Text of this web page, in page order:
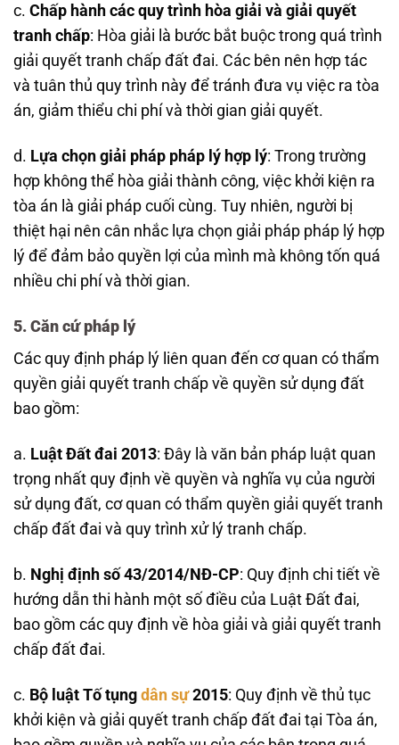
c. Chấp hành các quy trình hòa giải và giải quyết
tranh chấp: Hòa giải là bước bắt buộc trong quá trình
giải quyết tranh chấp đất đai. Các bên nên hợp tác
và tuân thủ quy trình này để tránh đưa vụ việc ra tòa
án, giảm thiểu chi phí và thời gian giải quyết.
d. Lựa chọn giải pháp pháp lý hợp lý: Trong trường
hợp không thể hòa giải thành công, việc khởi kiện ra
tòa án là giải pháp cuối cùng. Tuy nhiên, người bị
thiệt hại nên cân nhắc lựa chọn giải pháp pháp lý hợp
lý để đảm bảo quyền lợi của mình mà không tốn quá
nhiều chi phí và thời gian.
5. Căn cứ pháp lý
Các quy định pháp lý liên quan đến cơ quan có thẩm
quyền giải quyết tranh chấp về quyền sử dụng đất
bao gồm:
a. Luật Đất đai 2013: Đây là văn bản pháp luật quan
trọng nhất quy định về quyền và nghĩa vụ của người
sử dụng đất, cơ quan có thẩm quyền giải quyết tranh
chấp đất đai và quy trình xử lý tranh chấp.
b. Nghị định số 43/2014/NĐ-CP: Quy định chi tiết về
hướng dẫn thi hành một số điều của Luật Đất đai,
bao gồm các quy định về hòa giải và giải quyết tranh
chấp đất đai.
c. Bộ luật Tố tụng dân sự2015: Quy định về thủ tục
khởi kiện và giải quyết tranh chấp đất đai tại Tòa án,